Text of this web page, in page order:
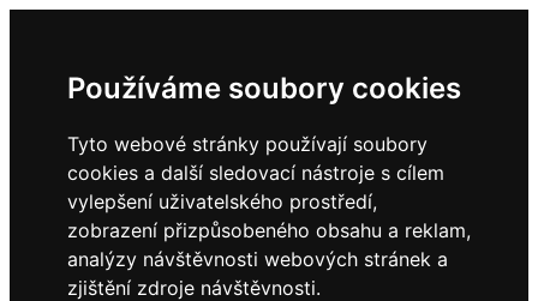
Používáme soubory cookies
Tyto webové stránky používají soubory
cookies a další sledovací nástroje s cílem
vylepšení uživatelského prostředí,
zobrazení přizpůsobeného obsahu a reklam,
analýzy návštěvnosti webových stránek a
zjištění zdroje návštěvnosti.